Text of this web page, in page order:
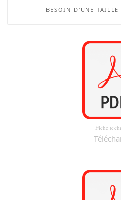
BESOIN D'UNE TAILLE
Fiche